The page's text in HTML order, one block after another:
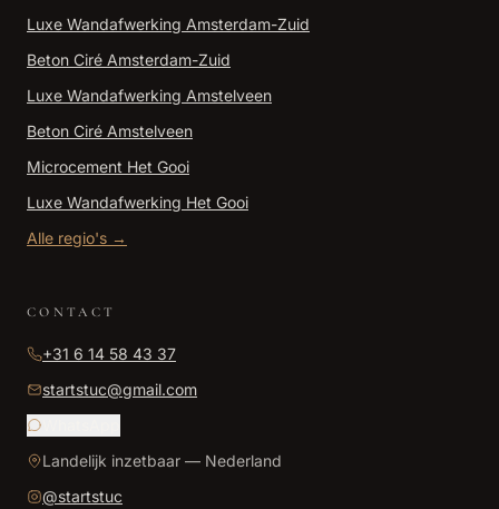
Luxe Wandafwerking Amsterdam-Zuid
Beton Ciré Amsterdam-Zuid
Luxe Wandafwerking Amstelveen
Beton Ciré Amstelveen
Microcement Het Gooi
Luxe Wandafwerking Het Gooi
Alle regio's →
CONTACT
+31 6 14 58 43 37
startstuc@gmail.com
Landelijk inzetbaar — Nederland
@startstuc